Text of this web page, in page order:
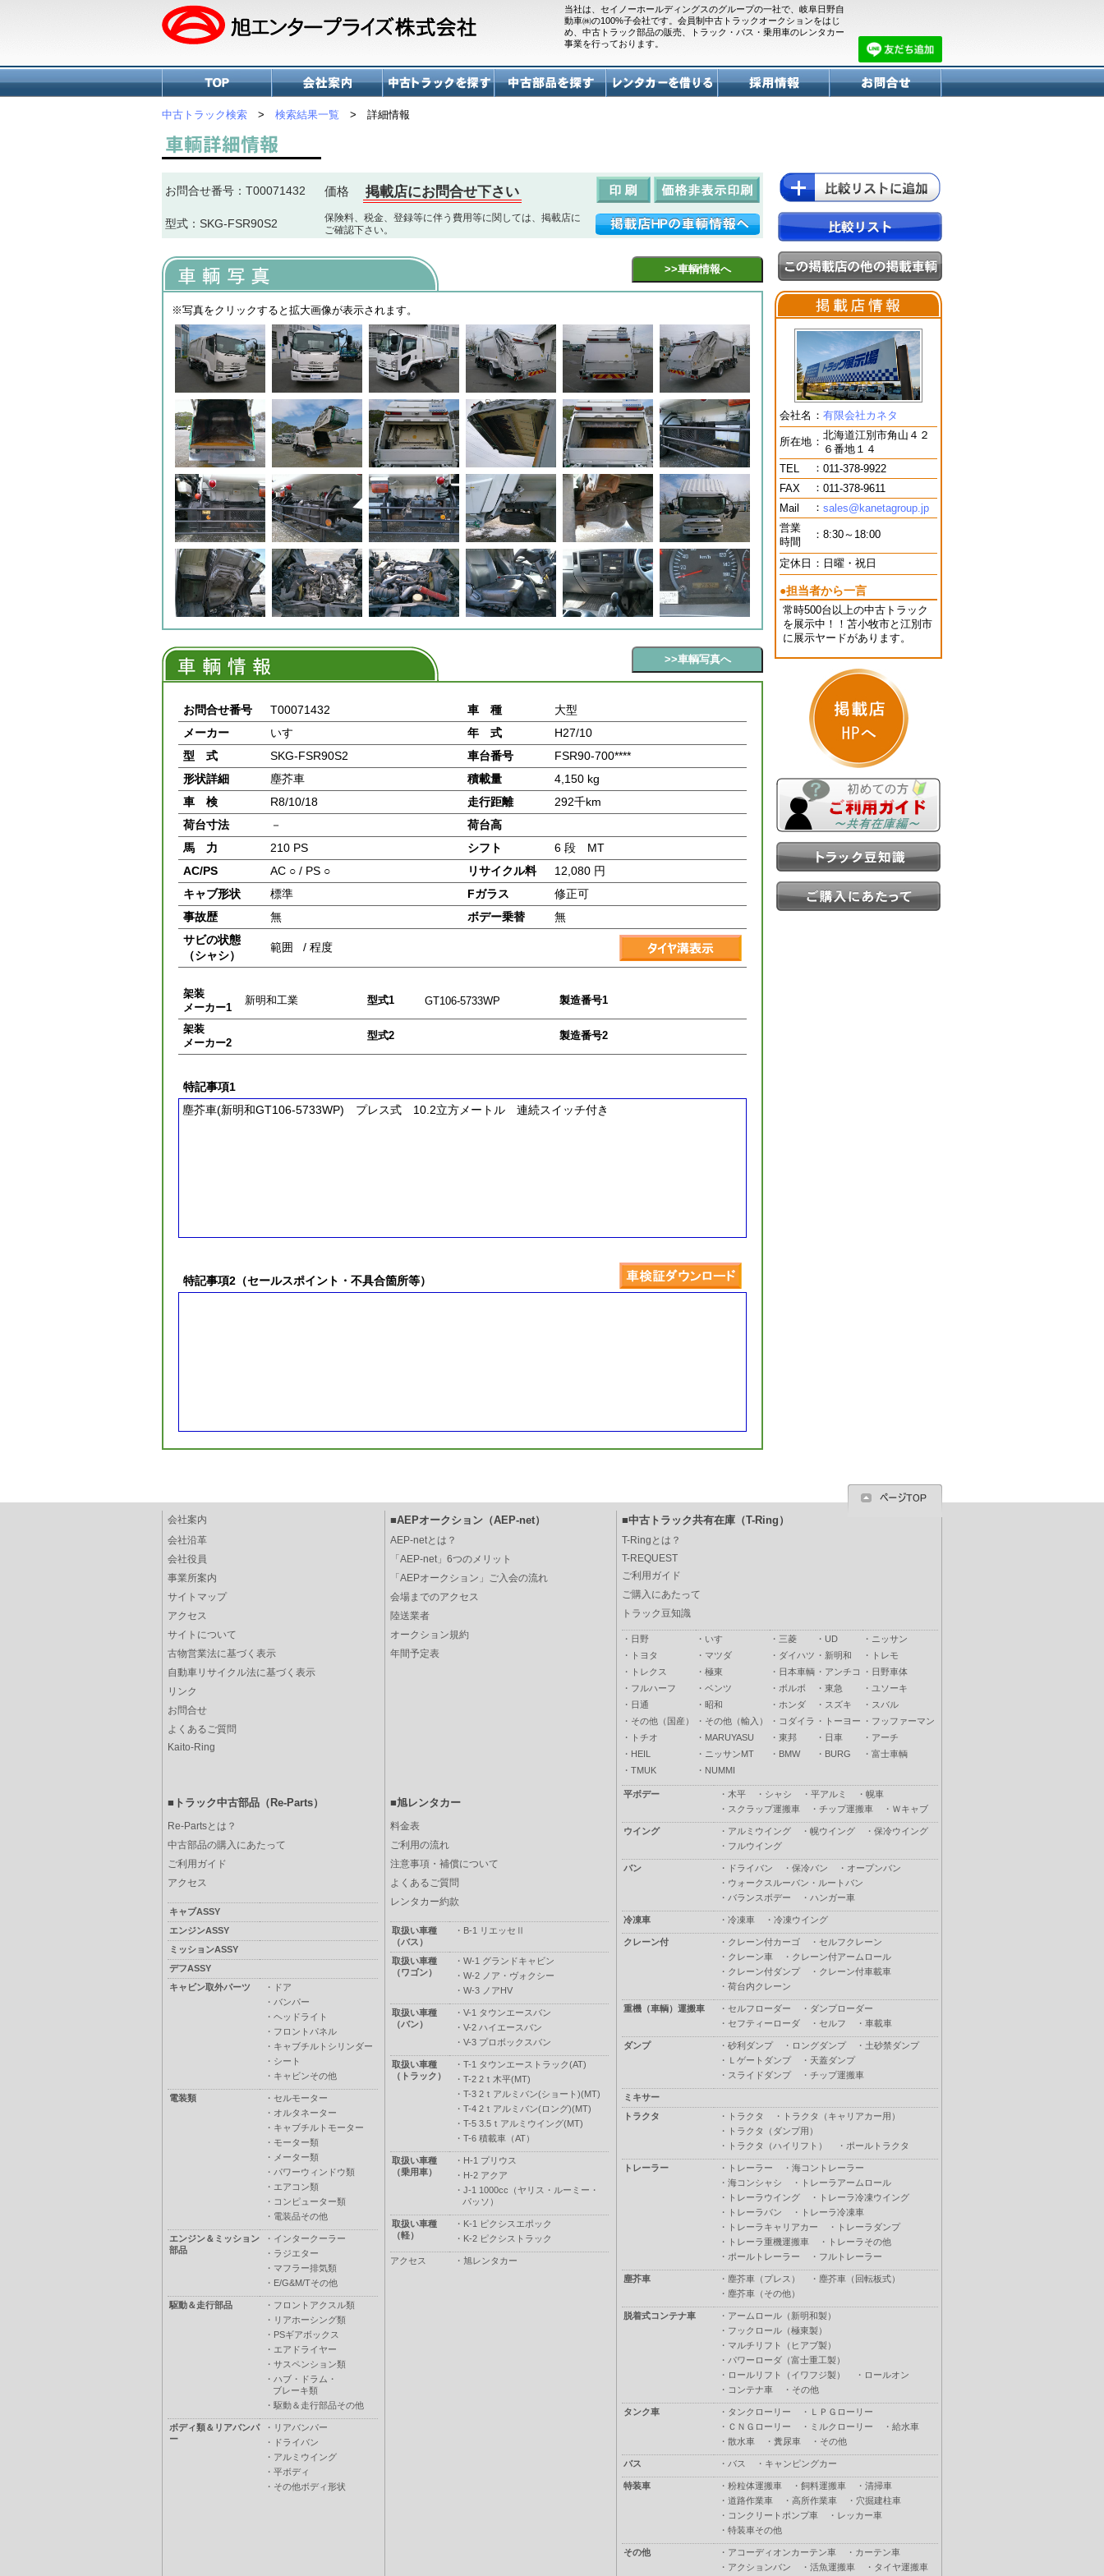
当社は、セイノーホールディングスのグループの一社で、岐阜日野自
動車㈱の100%子会社です。会員制中古トラックオークションをはじ
め、中古トラック部品の販売、トラック・バス・乗用車のレンタカー
事業を行っております。
中古トラック検索 > 検索結果一覧 > 詳細情報
お問合せ番号：T00071432 価格 掲載店にお問合せ下さい
型式：SKG-FSR90S2
保険料、税金、登録等に伴う費用等に関しては、掲載店に
ご確認下さい。
※写真をクリックすると拡大画像が表示されます。
お問合せ番号 T00071432 車 種
大型
メーカー
いすゞ 年 式
H27/10
型 式
SKG-FSR90S2 車台番号
FSR90-700****
形状詳細
塵芥車 積載量
4,150 kg
車 検
R8/10/18 走行距離
292千km
荷台寸法
－
荷台高
馬 力
210 PS シフト
6 段 MT
AC/PS
AC ○ / PS ○ リサイクル料
12,080 円
キャブ形状
標準 Fガラス
修正可
事故歴
無 ボデー乗替
無
サビの状態
（シャシ）
範囲 / 程度
架装
メーカー1
新明和工業 型式1 GT106-5733WP 製造番号1
架装
メーカー2
型式2 製造番号2
特記事項1
塵芥車(新明和GT106-5733WP) プレス式 10.2立方メートル 連続スイッチ付き
特記事項2（セールスポイント・不具合箇所等）
会社名 ： 有限会社カネタ
所在地 ：
北海道江別市角山４２
６番地１４
TEL
： 011-378-9922
FAX
： 011-378-9611
Mail
： sales@kanetagroup.jp
営業
時間
： 8:30～18:00
定休日 ： 日曜・祝日
●担当者から一言
常時500台以上の中古トラック
を展示中！！苫小牧市と江別市
に展示ヤードがあります。
会社案内 ■AEPオークション（AEP-net） ■中古トラック共有在庫（T-Ring）
会社沿革
会社役員
事業所案内
サイトマップ
アクセス
サイトについて
古物営業法に基づく表示
自動車リサイクル法に基づく表示
リンク
お問合せ
よくあるご質問
Kaito-Ring
AEP-netとは？
「AEP-net」6つのメリット
「AEPオークション」ご入会の流れ
会場までのアクセス
陸送業者
オークション規約
年間予定表
T-Ringとは？
T-REQUEST
ご利用ガイド
ご購入にあたって
トラック豆知識
・ 日野 ・ いすゞ ・ 三菱 ・ UD ・ ニッサン
・
トヨタ ・ マツダ ・ ダイハツ ・ 新明和 ・
トレモ
・
トレクス ・ 極東 ・ 日本車輌 ・ アンチコ ・ 日野車体
・ フルハーフ ・ ベンツ ・ ボルボ ・ 東急 ・ ユソーキ
・ 日通 ・ 昭和 ・ ホンダ ・ スズキ ・ スバル
・ その他（国産） ・ その他（輸入） ・ コダイラ ・ トーヨー ・ フッファーマン
・
トチオ ・ MARUYASU ・ 東邦 ・ 日車 ・ アーチ
・ HEIL ・ ニッサンMT ・ BMW ・ BURG ・ 富士車輌
・ TMUK ・ NUMMI
平ボデー ・ 木平 ・ シャシ ・ 平アルミ ・ 幌車
・ スクラップ運搬車 ・ チップ運搬車 ・ Ｗキャブ
ウイング ・ アルミウイング ・ 幌ウイング ・ 保冷ウイング
・ フルウイング
バン ・ ドライバン ・ 保冷バン ・ オープンバン
・ ウォークスルーバン・ルートバン
・ バランスボデー ・ ハンガー車
冷凍車 ・ 冷凍車 ・ 冷凍ウイング
クレーン付 ・ クレーン付カーゴ ・ セルフクレーン
・ クレーン車 ・ クレーン付アームロール
・ クレーン付ダンプ ・ クレーン付車載車
・ 荷台内クレーン
重機（車輌）運搬車 ・ セルフローダー ・ ダンプローダー
・ セフティーローダ ・ セルフ ・ 車載車
ダンプ ・ 砂利ダンプ ・ ロングダンプ ・ 土砂禁ダンプ
・ Ｌゲートダンプ ・ 天蓋ダンプ
・ スライドダンプ ・ チップ運搬車
ミキサー
トラクタ
・ トラクタ ・
トラクタ（キャリアカー用）
・
トラクタ（ダンプ用）
・
トラクタ（ハイリフト） ・ ポールトラクタ
トレーラー ・ トレーラー ・ 海コントレーラー
・ 海コンシャシ ・
トレーラアームロール
・
トレーラウイング ・
トレーラ冷凍ウイング
・
トレーラバン ・
トレーラ冷凍車
・
トレーラキャリアカー ・
トレーラダンプ
・
トレーラ重機運搬車 ・
トレーラその他
・ ポールトレーラー ・ フルトレーラー
塵芥車 ・ 塵芥車（プレス） ・ 塵芥車（回転板式）
・ 塵芥車（その他）
脱着式コンテナ車 ・ アームロール（新明和製）
・ フックロール（極東製）
・ マルチリフト（ヒアブ製）
・ パワーローダ（富士重工製）
・ ロールリフト（イワフジ製） ・ ロールオン
・ コンテナ車 ・ その他
タンク車 ・ タンクローリー ・ ＬＰＧローリー
・ ＣＮＧローリー ・ ミルクローリー ・ 給水車
・ 散水車 ・ 糞尿車 ・ その他
バス ・ バス ・ キャンピングカー
特装車 ・ 粉粒体運搬車 ・ 飼料運搬車 ・ 清掃車
・ 道路作業車 ・ 高所作業車 ・ 穴掘建柱車
・ コンクリートポンプ車 ・ レッカー車
・ 特装車その他
その他 ・ アコーディオンカーテン車 ・ カーテン車
・ アクションバン ・ 活魚運搬車 ・ タイヤ運搬車
■トラック中古部品（Re-Parts） ■旭レンタカー
Re-Partsとは？
中古部品の購入にあたって
ご利用ガイド
アクセス
キャブASSY
エンジンASSY
ミッションASSY
デフASSY
キャビン取外パーツ
・
ドア
・ バンパー
・ ヘッドライト
・ フロントパネル
・ キャブチルトシリンダー
・ シート
・ キャビンその他
電装類 ・ セルモーター
・ オルタネーター
・ キャブチルトモーター
・ モーター類
・ メーター類
・ パワーウィンドウ類
・ エアコン類
・ コンピューター類
・ 電装品その他
エンジン＆ミッション
部品
・ インタークーラー
・ ラジエター
・ マフラー排気類
・ E/G&M/Tその他
駆動＆走行部品 ・ フロントアクスル類
・ リアホーシング類
・ PSギアボックス
・ エアドライヤー
・ サスペンション類
・ ハブ・ドラム・
ブレーキ類
・ 駆動＆走行部品その他
ボディ類＆リアバンパ
ー
・ リアバンパー
・
ドライバン
・ アルミウイング
・ 平ボディ
・ その他ボディ形状
料金表
ご利用の流れ
注意事項・補償について
よくあるご質問
レンタカー約款
取扱い車種
（バス）
・ B-1 リエッセⅡ
取扱い車種
（ワゴン）
・ W-1 グランドキャビン
・ W-2 ノア・ヴォクシー
・ W-3 ノアHV
取扱い車種
（バン）
・ V-1 タウンエースバン
・ V-2 ハイエースバン
・ V-3 プロボックスバン
取扱い車種
（トラック）
・ T-1 タウンエーストラック(AT)
・ T-2 2ｔ木平(MT)
・ T-3 2ｔアルミバン(ショート)(MT)
・ T-4 2ｔアルミバン(ロング)(MT)
・ T-5 3.5ｔアルミウイング(MT)
・ T-6 積載車（AT）
取扱い車種
（乗用車）
・ H-1 プリウス
・ H-2 アクア
・ J-1 1000cc（ヤリス・ルーミー・
パッソ）
取扱い車種
（軽）
・ K-1 ピクシスエポック
・ K-2 ピクシストラック
アクセス ・ 旭レンタカー